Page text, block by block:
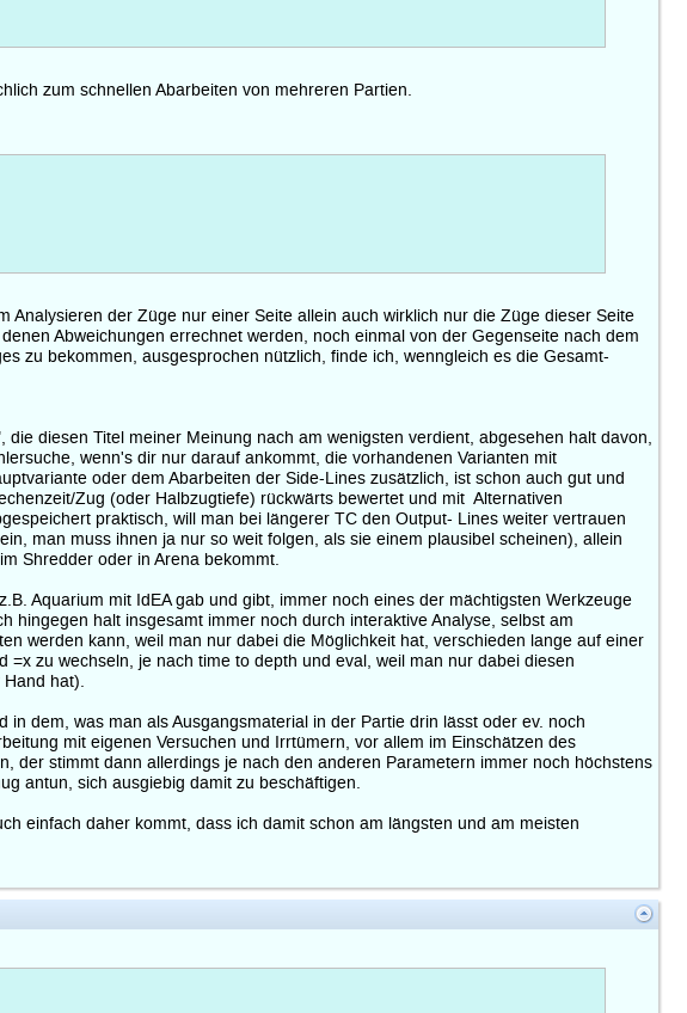
zum schnellen Abarbeiten von mehreren Partien.
der Züge nur einer Seite allein auch wirklich nur die Züge dieser Seite
Abweichungen errechnet werden, noch einmal von der Gegenseite nach dem
zu bekommen, ausgesprochen nützlich, finde ich, wenngleich es die Gesamt-
diesen Titel meiner Meinung nach am wenigsten verdient, abgesehen halt davon,
wenn's dir nur darauf ankommt, die vorhandenen Varianten mit
oder dem Abarbeiten der Side-Lines zusätzlich, ist schon auch gut und
Zug (oder Halbzugtiefe) rückwärts bewertet und mit Alternativen
praktisch, will man bei längerer TC den Output- Lines weiter vertrauen
man muss ihnen ja nur so weit folgen, als sie einem plausibel scheinen), allein
Shredder oder in Arena bekommt.
Aquarium mit IdEA gab und gibt, immer noch eines der mächtigsten Werkzeuge
hingegen halt insgesamt immer noch durch interaktive Analyse, selbst am
werden kann, weil man nur dabei die Möglichkeit hat, verschieden lange auf einer
zu wechseln, je nach time to depth und eval, weil man nur dabei diesen
hat).
dem, was man als Ausgangsmaterial in der Partie drin lässt oder ev. noch
mit eigenen Versuchen und Irrtümern, vor allem im Einschätzen des
der stimmt dann allerdings je nach den anderen Parametern immer noch höchstens
antun, sich ausgiebig damit zu beschäftigen.
einfach daher kommt, dass ich damit schon am längsten und am meisten